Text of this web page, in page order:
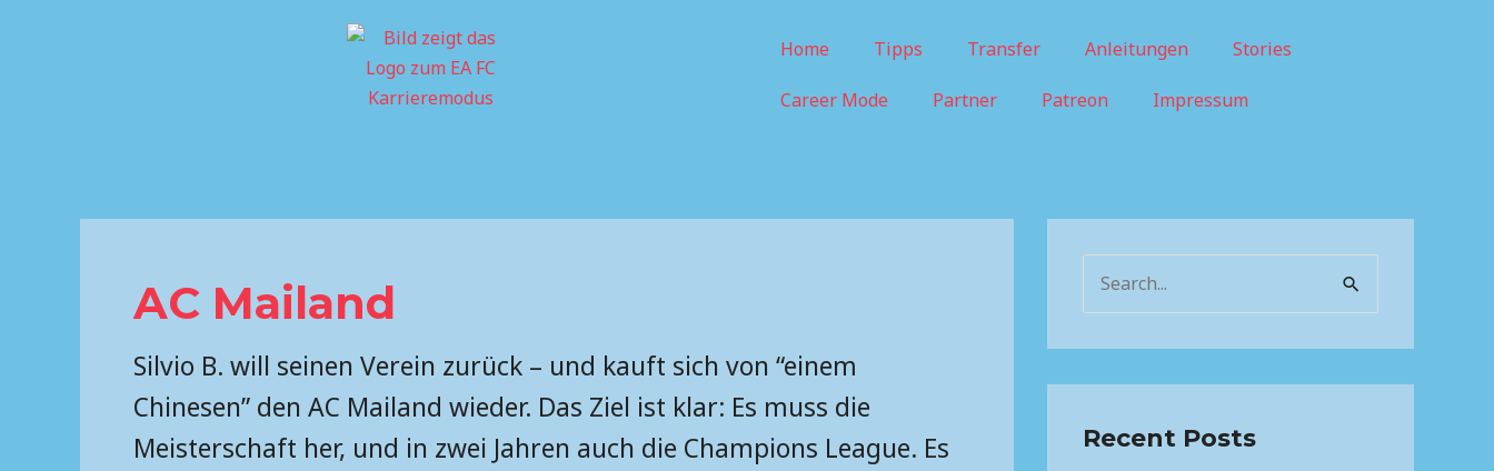
Home Tipps Transfer Anleitungen Stories
Career Mode Partner Patreon Impressum
AC Mailand
Silvio B. will seinen Verein zurück – und kauft sich von “einem
Chinesen” den AC Mailand wieder. Das Ziel ist klar: Es muss die
Meisterschaft her, und in zwei Jahren auch die Champions League. Es
cRecent Posts